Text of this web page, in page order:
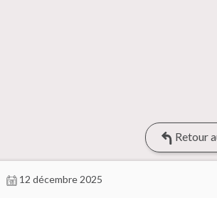
Retour
12 décembre 2025